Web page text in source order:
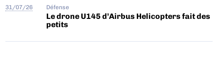
31/07/26 Défense
Le drone U145 d’Airbus Helicopters fait des
petits